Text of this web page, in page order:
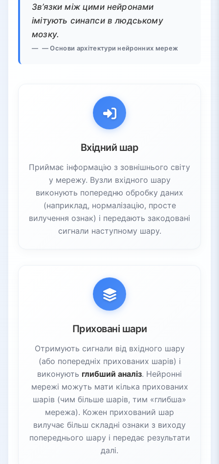
Зв’язки між цими нейронами
імітують синапси в людському
мозку.
— Основи архітектури нейронних мереж
Вхідний шар
Приймає інформацію з зовнішнього світу
у мережу. Вузли вхідного шару
виконують попередню обробку даних
(наприклад, нормалізацію, просте
вилучення ознак) і передають закодовані
сигнали наступному шару.
Приховані шари
Отримують сигнали від вхідного шару
(або попередніх прихованих шарів) і
виконують глибший аналіз. Нейронні
мережі можуть мати кілька прихованих
шарів (чим більше шарів, тим «глибша»
мережа). Кожен прихований шар
вилучає більш складні ознаки з виходу
попереднього шару і передає результати
далі.